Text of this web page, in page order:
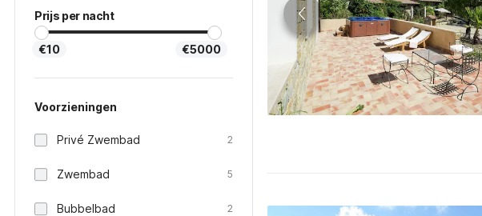
Prijs per nacht
€10 €5000
Voorzieningen
Privé Zwembad 2
Zwembad 5
Bubbelbad 2